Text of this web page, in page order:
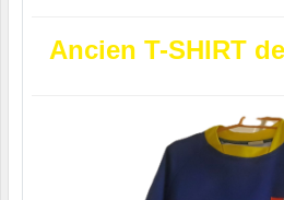
Ancien T-SHIRT